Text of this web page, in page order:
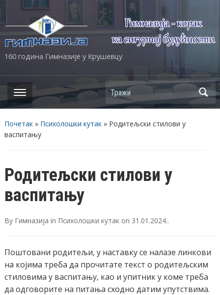
160 година Гимназије у Крушевцу
Почетак» Психолошки кутак» Родитељски стилови у
васпитању
Родитељски стилови у
васпитању
By Гимназија in Психолошки кутакon 31.01.2024..
Поштовани родитељи, у наставку се налазе линкови
на којима треба да прочитате текст о родитељским
стиловима у васпитању, као и упитник у коме треба
да одговорите на питања сходно датим упутствима.